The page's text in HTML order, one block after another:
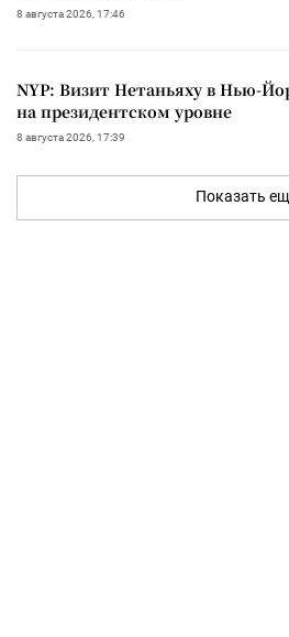
8 августа 2026, 17:46
NYP: Визит Нетаньяху в Нью-
на президентском уровне
8 августа 2026, 17:39
Показать